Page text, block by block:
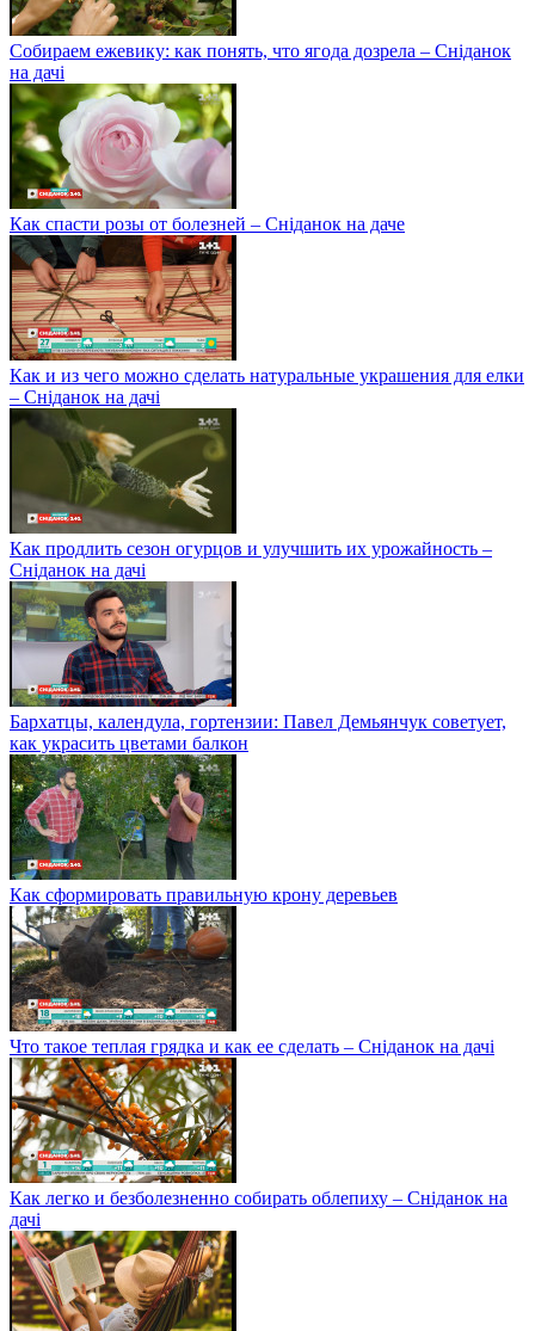
Собираем ежевику: как понять, что ягода дозрела – Сніданок
на дачі
Как спасти розы от болезней – Сніданок на даче
Как и из чего можно сделать натуральные украшения для елки
– Сніданок на дачі
Как продлить сезон огурцов и улучшить их урожайность –
Сніданок на дачі
Бархатцы, календула, гортензии: Павел Демьянчук советует,
как украсить цветами балкон
Как сформировать правильную крону деревьев
Что такое теплая грядка и как ее сделать – Сніданок на дачі
Как легко и безболезненно собирать облепиху – Сніданок на
дачі